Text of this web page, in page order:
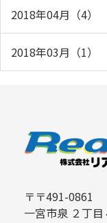
2018年04月（4）
2018年03月（1）
〒〒491-0861
一宮市泉 ２丁